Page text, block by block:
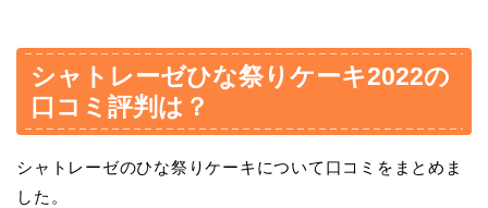
シャトレーゼひな祭りケーキ2022の
口コミ評判は？
シャトレーゼのひな祭りケーキについて口コミをまとめま
した。